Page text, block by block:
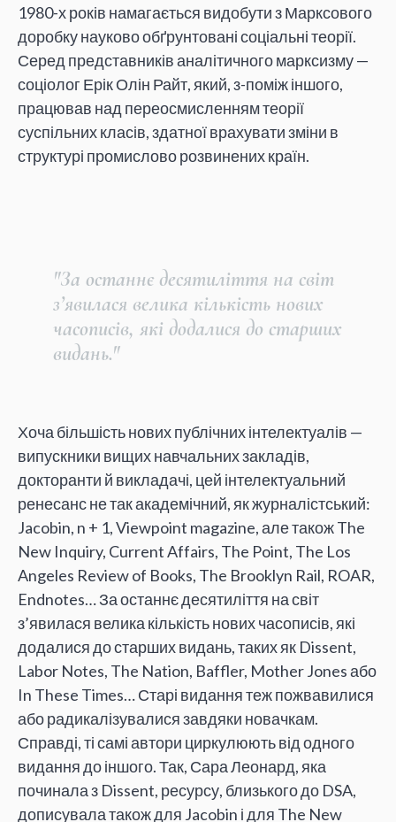
1980-х років намагається видобути з Марксового
доробку науково обґрунтовані соціальні теорії.
Серед представників аналітичного марксизму —
соціолог Ерік Олін Райт, який, з-поміж іншого,
працював над переосмисленням теорії
суспільних класів, здатної врахувати зміни в
структурі промислово розвинених країн.
"За останнє десятиліття на світ
з’явилася велика кількість нових
часописів, які додалися до старших
видань."
Хоча більшість нових публічних інтелектуалів —
випускники вищих навчальних закладів,
докторанти й викладачі, цей інтелектуальний
ренесанс не так академічний, як журналістський:
Jacobin, n + 1, Viewpoint magazine, але також The
New Inquiry, Current Affairs, The Point, The Los
Angeles Review of Books, The Brooklyn Rail, ROAR,
Endnotes… За останнє десятиліття на світ
з’явилася велика кількість нових часописів, які
додалися до старших видань, таких як Dissent,
Labor Notes, The Nation, Baffler, Mother Jones або
In These Times… Старі видання теж пожвавилися
або радикалізувалися завдяки новачкам.
Справді, ті самі автори циркулюють від одного
видання до іншого. Так, Сара Леонард, яка
починала з Dissent, ресурсу, близького до DSA,
дописувала також для Jacobin і для The New